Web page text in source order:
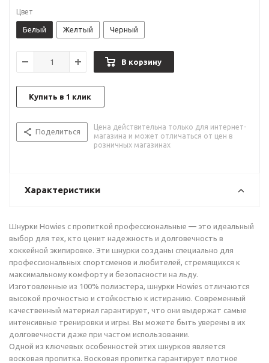
Цвет
Белый Желтый Черный
В корзину
Купить в 1 клик
Поделиться
Цена действительна только для интернет-
магазина и может отличаться от цен в
розничных магазинах
Характеристики
Шнурки Howies с пропиткой профессиональные — это идеальный
выбор для тех, кто ценит надежность и долговечность в
хоккейной экипировке. Эти шнурки созданы специально для
профессиональных спортсменов и любителей, стремящихся к
максимальному комфорту и безопасности на льду.
Изготовленные из 100% полиэстера, шнурки Howies отличаются
высокой прочностью и стойкостью к истиранию. Современный
качественный материал гарантирует, что они выдержат самые
интенсивные тренировки и игры. Вы можете быть уверены в их
долговечности даже при частом использовании.
Одной из ключевых особенностей этих шнурков является
восковая пропитка. Восковая пропитка гарантирует плотное